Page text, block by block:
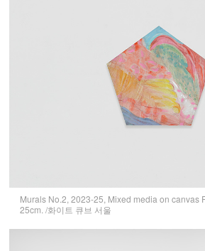
Murals No.2, 2023-25, Mixed media on canvas
25cm. /화이트 큐브 서울